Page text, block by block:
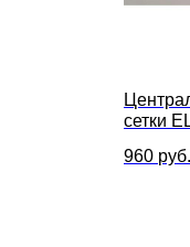
сетки
960 руб.